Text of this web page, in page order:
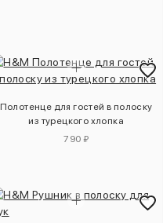
Полотенце для гостей в полоску
из турецкого хлопка
790 ₽